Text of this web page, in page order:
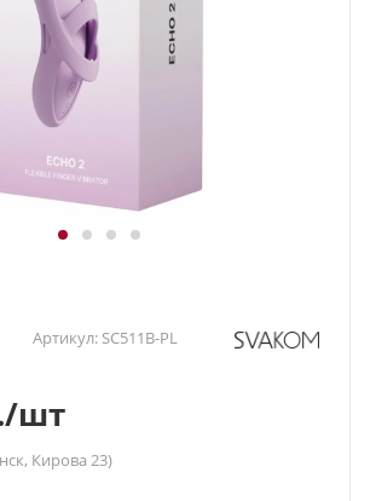
Артикул: SC511B-PL
/шт
Кирова 23)